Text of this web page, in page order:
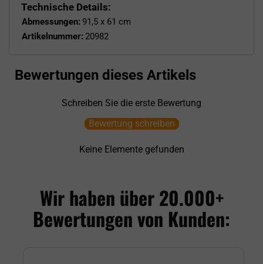
Technische Details:
Abmessungen: 91,5 x 61 cm
Artikelnummer: 20982
Bewertungen dieses Artikels
Schreiben Sie die erste Bewertung
Bewertung schreiben
Keine Elemente gefunden
Wir haben über 20.000+
Bewertungen von Kunden: